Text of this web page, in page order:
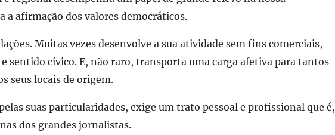
a afirmação dos valores democráticos.
Muitas vezes desenvolve a sua atividade sem fins comerciais,
cívico. E, não raro, transporta uma carga afetiva para tantos
seus locais de origem.
suas particularidades, exige um trato pessoal e profissional que é,
dos grandes jornalistas.